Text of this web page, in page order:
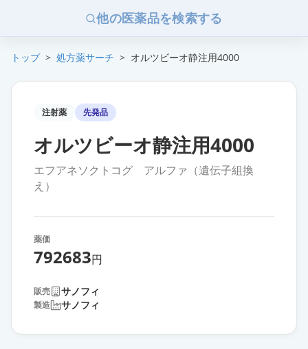
他の医薬品を検索する
トップ > 処方薬サーチ > オルツビーオ静注用4000
注射薬 先発品
オルツビーオ静注用4000
エフアネソクトコグ アルファ（遺伝子組換
え）
薬価
792683円
販売 サノフィ
製造 サノフィ